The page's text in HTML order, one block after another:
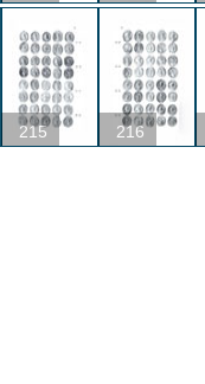
215 216